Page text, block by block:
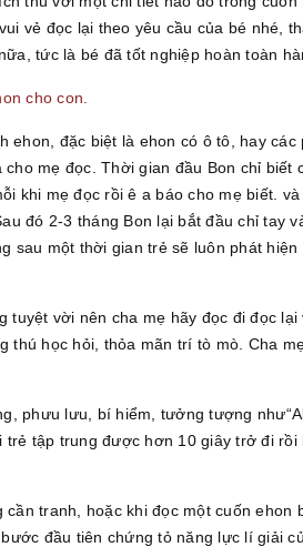
vẻ đọc lại theo yêu cầu của bé nhé,
tức là bé đã tốt nghiệp hoàn toàn
cho con.
ehon, đặc biệt là ehon có ô tô, hay
mẹ đọc. Thời gian đầu Bon chỉ
khi mẹ đọc rồi ê a báo cho mẹ biết.
đó 2-3 tháng Bon lại bắt đầu chỉ tay
sau một thời gian trẻ sẽ luôn phát
vời nên cha mẹ hãy đọc đi đọc
học hỏi, thỏa mãn trí tò mò. Cha
phưu lưu, bí hiểm, tưởng tượng
trẻ tập trung được hơn 10 giây trở đi
tranh, hoặc khi đọc một cuốn
đầu tiên chứng tỏ năng lực lí giải